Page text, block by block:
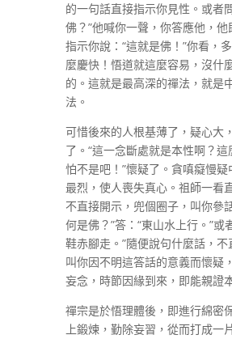
的一句話直接指示你見性。或者
佛？”他喊你一聲，你答應他，
指示你說：“這就是佛！”你看，
麼慶快！悟道就這麼容易，沒什
的。這就是最高深的禪法，就是
法。
可惜後來的人根基薄了，疑心大
了。“這一念斷處就是本性啊？
怕不是吧！”懷疑了。貪嗔癡慢疑
最烈，使人喪失真心。祖師一看
不直接開示，兜個圈子，叫你參
何是佛？”答：“東山水上行。”或
鞋赤腳走。”隨便說句什麼話，不
叫你因不明這答話的意義而懷疑
妄念，時節因緣到來，即能親證
禪宗是於悟理體後，即進行綿密
上鍛煉，勤除妄習，從而打成一